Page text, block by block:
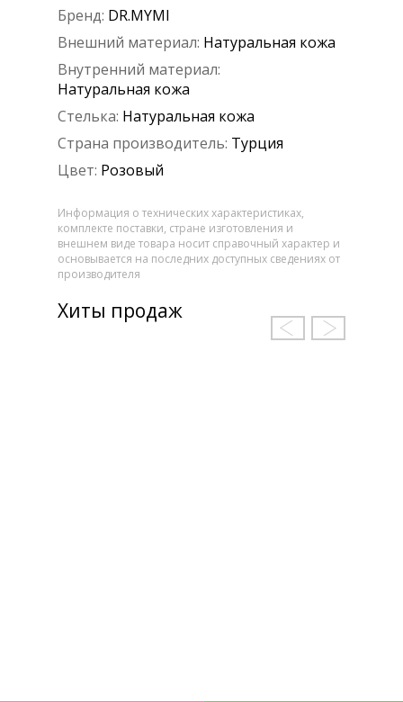
Бренд: DR.MYMI
Внешний материал: Натуральная кожа
Внутренний материал:
Натуральная кожа
Стелька: Натуральная кожа
Страна производитель: Турция
Цвет: Розовый
Информация о технических характеристиках,
комплекте поставки, стране изготовления и
внешнем виде товара носит справочный характер и
основывается на последних доступных сведениях от
производителя
Хиты продаж